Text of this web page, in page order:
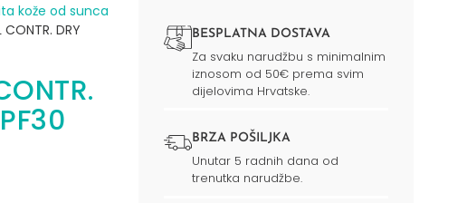
kože od sunca​
CONTR. DRY
BESPLATNA DOSTAVA
Za svaku narudžbu s minimalnim
iznosom od 50€ prema svim
dijelovima Hrvatske.
BRZA POŠILJKA
Unutar 5 radnih dana od
trenutka narudžbe.